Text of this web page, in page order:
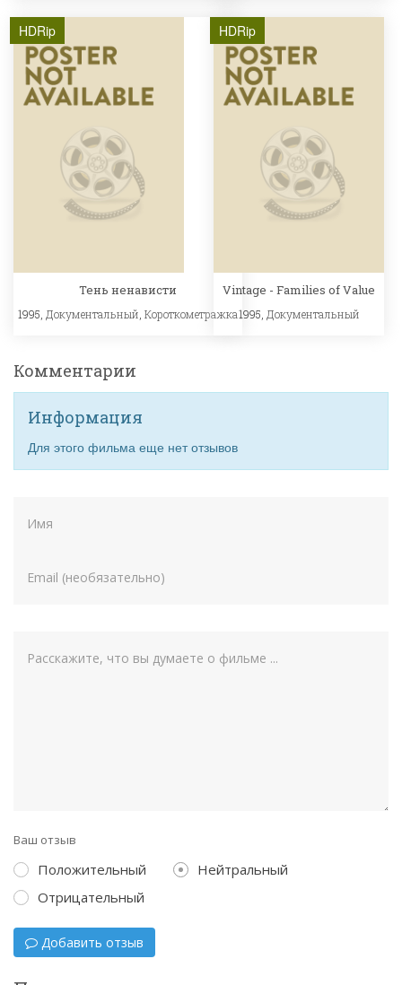
HDRip
Тень ненависти
1995, Документальный, Короткометражка
HDRip
Vintage - Families of Value
1995, Документальный
Комментарии
Информация
Для этого фильма еще нет отзывов
Ваш отзыв
Положительный
Нейтральный
Отрицательный
Добавить отзыв